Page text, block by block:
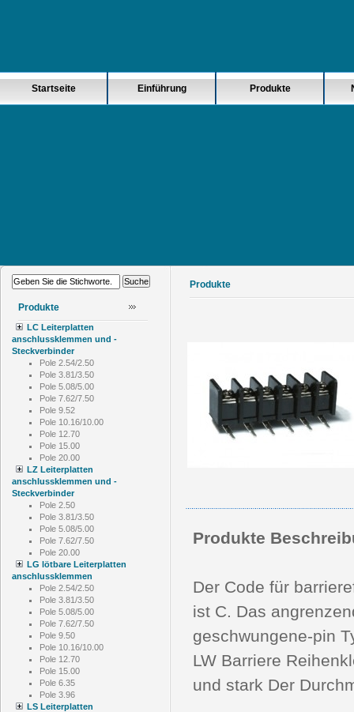
Startseite Einführung Produkte
Produkte
LC Leiterplatten
anschlussklemmen und -
Steckverbinder
Pole 2.54/2.50
Pole 3.81/3.50
Pole 5.08/5.00
Pole 7.62/7.50
Pole 9.52
Pole 10.16/10.00
Pole 12.70
Pole 15.00
Pole 20.00
LZ Leiterplatten
anschlussklemmen und -
Steckverbinder
Pole 2.50
Pole 3.81/3.50
Pole 5.08/5.00
Pole 7.62/7.50
Pole 20.00
LG lötbare Leiterplatten
anschlussklemmen
Pole 2.54/2.50
Pole 3.81/3.50
Pole 5.08/5.00
Pole 7.62/7.50
Pole 9.50
Pole 10.16/10.00
Pole 12.70
Pole 15.00
Pole 6.35
Pole 3.96
LS Leiterplatten
Produkte
Produkte
Der Code für
ist C. Das
geschwungene-pin
LW Barriere
und stark Der